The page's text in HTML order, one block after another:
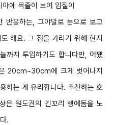
에 목줄이 보여 입질이
반응하는, 그야말로 눈으로 보고
해요.그 점을 가리기 위해 현지
까지 투입하기도 합니다만, 어쨌
20cm~30cm에 크게 벗어나지
하는 게 유리합니다. 추천하는 호
은 원도권의 긴꼬리 벵에돔을 노
.